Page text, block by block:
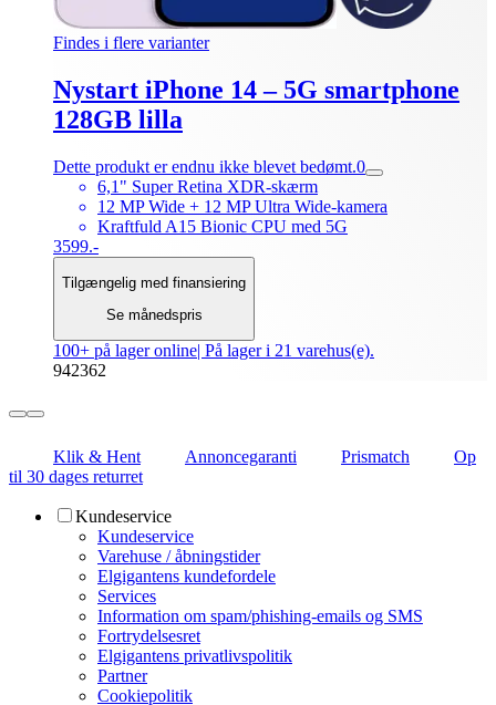
Findes i flere varianter
Nystart iPhone 14 – 5G smartphone
128GB lilla
Dette produkt er endnu ikke blevet bedømt.0
6,1" Super Retina XDR-skærm
12 MP Wide + 12 MP Ultra Wide-kamera
Kraftfuld A15 Bionic CPU med 5G
3599.-
Tilgængelig med finansiering
Se månedspris
100+ på lager online| På lager i 21 varehus(e).
942362
Klik & Hent Annoncegaranti Prismatch
Op
til 30 dages returret
Kundeservice
Kundeservice
Varehuse / åbningstider
Elgigantens kundefordele
Services
Information om spam/phishing-emails og SMS
Fortrydelsesret
Elgigantens privatlivspolitik
Partner
Cookiepolitik